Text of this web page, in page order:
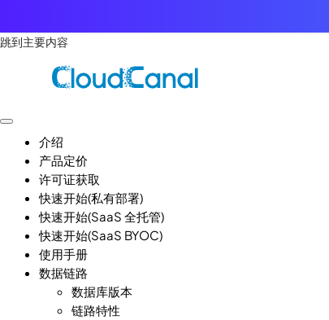
跳到主要内容
介绍
产品定价
许可证获取
快速开始(私有部署)
快速开始(SaaS 全托管)
快速开始(SaaS BYOC)
使用手册
数据链路
数据库版本
链路特性